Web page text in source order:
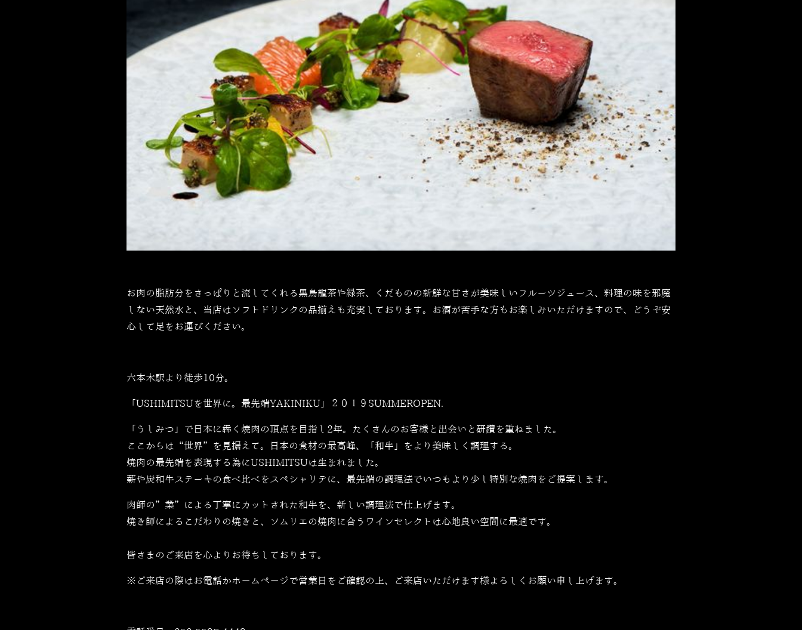
お肉の脂肪分をさっぱりと流してくれる黒烏龍茶や緑茶、くだものの新鮮な甘さが美味しいフルーツジュース、料理の味を邪魔
しない天然水と、当店はソフトドリンクの品揃えも充実しております。お酒が苦手な方もお楽しみいただけますので、どうぞ安
心して足をお運びください。
六本木駅より徒歩10分。
「USHIMITSUを世界に。最先端YAKINIKU」２０１９SUMMEROPEN.
「うしみつ」で日本に犇く焼肉の頂点を目指し2年。たくさんのお客様と出会いと研鑽を重ねました。
ここからは“世界”を見据えて。日本の食材の最高峰、「和牛」をより美味しく調理する。
焼肉の最先端を表現する為にUSHIMITSUは生まれました。
薪や炭和牛ステーキの食べ比べをスペシャリテに、最先端の調理法でいつもより少し特別な焼肉をご提案します。
肉師の”業”による丁寧にカットされた和牛を、新しい調理法で仕上げます。
焼き師によるこだわりの焼きと、ソムリエの焼肉に合うワインセレクトは心地良い空間に最適です。
皆さまのご来店を心よりお待ちしております。
※ご来店の際はお電話かホームページで営業日をご確認の上、ご来店いただけます様よろしくお願い申し上げます。